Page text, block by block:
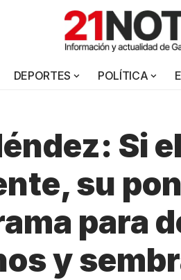
DEPORTES POLÍTICA
Si
su
para
y